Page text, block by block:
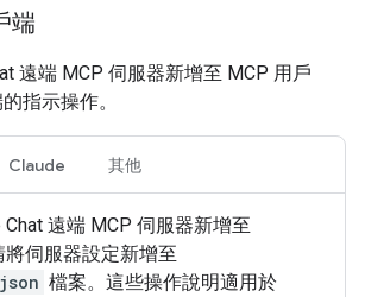
端
遠端 MCP 伺服器新增至 MCP 用戶
指示操作。
Claude 其他
遠端 MCP 伺服器新增至
伺服器設定新增至
檔案。這些操作說明適用於